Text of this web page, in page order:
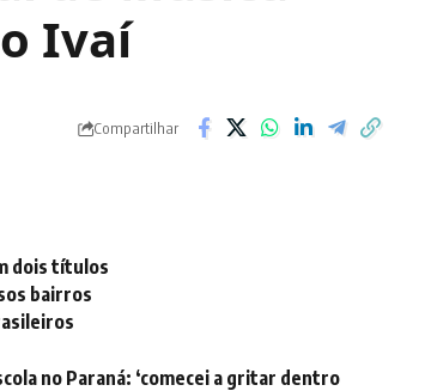
Ivaí
Compartilhar
dois títulos
bairros
no Paraná: ‘comecei a gritar dentro